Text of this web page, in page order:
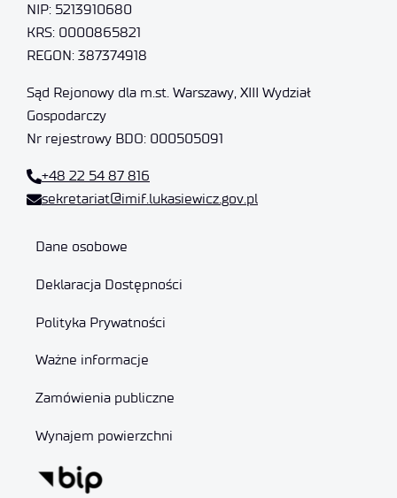
NIP: 5213910680
KRS: 0000865821
REGON: 387374918
Sąd Rejonowy dla m.st. Warszawy, XIII Wydział
Gospodarczy
Nr rejestrowy BDO: 000505091
+48 22 54 87 816
sekretariat@imif.lukasiewicz.gov.pl
Dane osobowe
Deklaracja Dostępności
Polityka Prywatności
Ważne informacje
Zamówienia publiczne
Wynajem powierzchni